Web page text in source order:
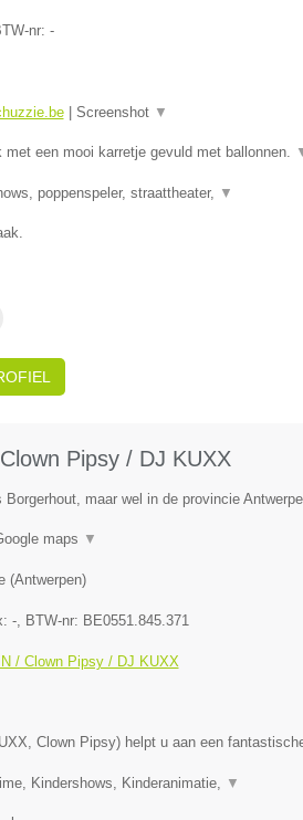
nr: -
| Screenshot ▼
een mooi karretje gevuld met ballonnen.
poppenspeler, straattheater, ▼
Pipsy / DJ KUXX
maar wel in de provincie
maps ▼
(Antwerpen)
-, BTW-nr: BE0551.845.371
/ Clown Pipsy / DJ KUXX
Clown Pipsy) helpt u aan een
Kindershows, Kinderanimatie, ▼